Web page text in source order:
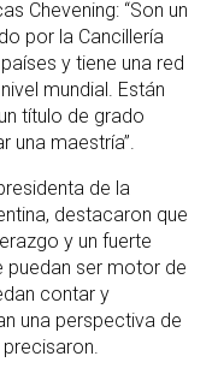
Chevening: “Son un
por la Cancillería
y tiene una red
mundial. Están
título de grado
una maestría”.
de la
destacaron que
y un fuerte
puedan ser motor de
contar y
una perspectiva de